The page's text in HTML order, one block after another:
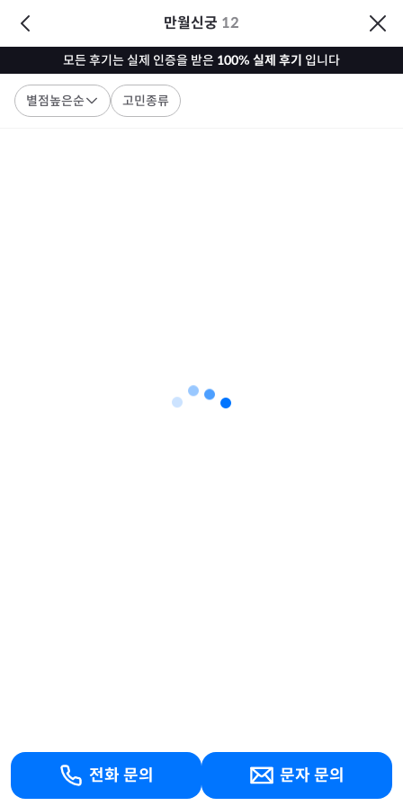
만월신궁 12
모든 후기는 실제 인증을 받은 100% 실제 후기 입니다
별점높은순 고민종류
전화 문의 문자 문의